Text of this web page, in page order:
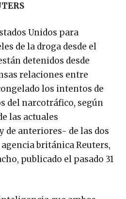
Unidos para
de la droga desde el
detenidos desde
relaciones entre
los intentos de
del narcotráfico, según
las actuales
anteriores- de las dos
británica Reuters,
publicado el pasado 31